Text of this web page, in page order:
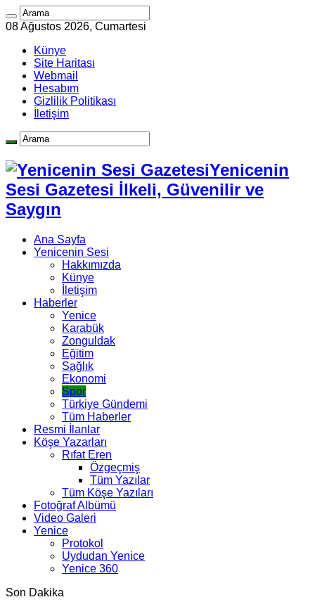
08 Ağustos 2026, Cumartesi
Künye
Site Haritası
Webmail
Hesabım
Gizlilik Politikası
İletişim
Yenicenin
Sesi Gazetesi İlkeli, Güvenilir ve
Saygın
Ana Sayfa
Yenicenin Sesi
Hakkımızda
Künye
İletişim
Haberler
Yenice
Karabük
Zonguldak
Eğitim
Sağlık
Ekonomi
Spor
Türkiye Gündemi
Tüm Haberler
Resmi İlanlar
Köşe Yazarları
Rıfat Eren
Özgeçmiş
Tüm Yazılar
Tüm Köşe Yazıları
Fotoğraf Albümü
Video Galeri
Yenice
Protokol
Uydudan Yenice
Yenice 360
Son Dakika